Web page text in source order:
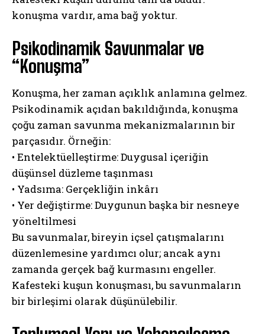
konuşma vardır, ama bağ yoktur.
Psikodinamik Savunmalar ve
“Konuşma”
Konuşma, her zaman açıklık anlamına gelmez.
Psikodinamik açıdan bakıldığında, konuşma
çoğu zaman savunma mekanizmalarının bir
parçasıdır. Örneğin:
• Entelektüelleştirme: Duygusal içeriğin
düşünsel düzleme taşınması
• Yadsıma: Gerçekliğin inkârı
• Yer değiştirme: Duygunun başka bir nesneye
yöneltilmesi
Bu savunmalar, bireyin içsel çatışmalarını
düzenlemesine yardımcı olur; ancak aynı
zamanda gerçek bağ kurmasını engeller.
Kafesteki kuşun konuşması, bu savunmaların
bir birleşimi olarak düşünülebilir.